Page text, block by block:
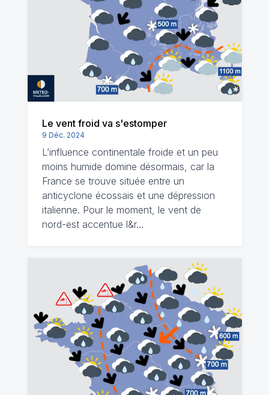
Le vent froid va s'estomper
9 Déc. 2024
L’influence continentale froide et un peu
moins humide domine désormais, car la
France se trouve située entre un
anticyclone écossais et une dépression
italienne. Pour le moment, le vent de
nord-est accentue l&r…